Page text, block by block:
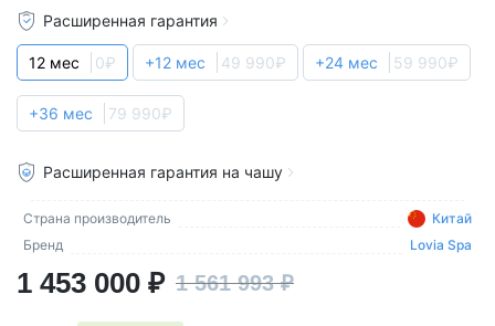
1 453 000 ₽ 1 561 993 ₽
Расширенная гарантия
12 мес 0₽ +12 мес 49 990₽ +24 мес 59 990₽
+36 мес 79 990₽
Расширенная гарантия на чашу
Страна производитель
Китай
Бренд
Lovia Spa